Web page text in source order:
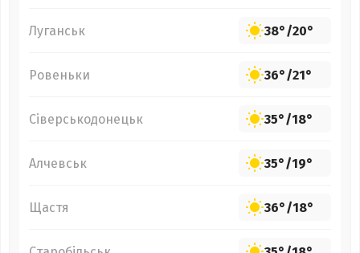
Луганськ 38°/20°
Ровеньки 36°/21°
Сіверськодонецьк 35°/18°
Алчевськ 35°/19°
Щастя 36°/18°